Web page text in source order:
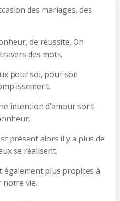
des mariages, des
de réussite. On
des mots.
pour soi, pour son
intention d’amour sont
présent alors il y a plus de
se réalisent.
également plus propices à
notre vie.